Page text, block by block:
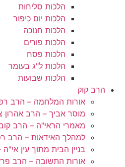
הלכות סליחות
הלכות יום כיפור
הלכות חנוכה
הלכות פורים
הלכות פסח
הלכות ל"ג בעומר
הלכות שבועות
הרב קוק
אורות המלחמה – הרב
מוסר אביך – הרב אהרון
מאמרי הראי"ה – הרב
למהלך האידאות – הרב
בניין הבית מתוך עין אי"ה
אורות התשובה – הרב פרץ